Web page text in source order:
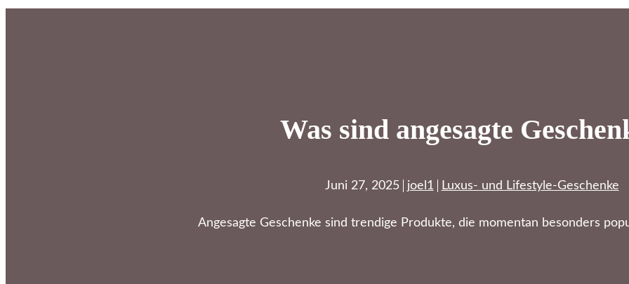
Was sind angesagte
Juni 27, 2025 joel1 Luxus- und Lifestyle-Geschenke
Angesagte Geschenke sind trendige Produkte, die momentan besonders